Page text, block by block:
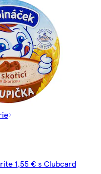
1,55 € s Clubcard